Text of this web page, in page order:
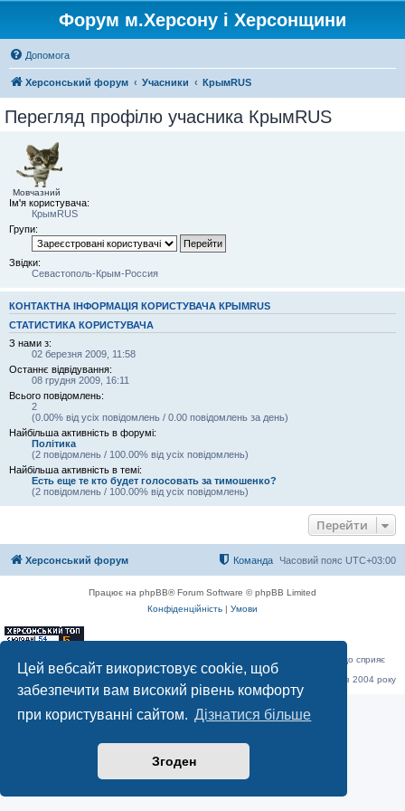
Цей вебсайт використовує cookie, щоб
забезпечити вам високий рівень комфорту
при користуванні сайтом. Дізнатися більше
Згоден
Форум м.Херсону і Херсонщини
Допомога
Херсонський форум Учасники КрымRUS
Перегляд профілю учасника КрымRUS
Мовчазний
Ім'я користувача:
КрымRUS
Групи:
Звідки:
Севастополь-Крым-Россия
КОНТАКТНА ІНФОРМАЦІЯ КОРИСТУВАЧА КРЫМRUS
СТАТИСТИКА КОРИСТУВАЧА
З нами з:
02 березня 2009, 11:58
Останнє відвідування:
08 грудня 2009, 16:11
Всього повідомлень:
2
(0.00% від усіх повідомлень / 0.00 повідомлень за день)
Найбільша активність в форумі:
Політика
(2 повідомлень / 100.00% від усіх повідомлень)
Найбільша активність в темі:
Есть еще те кто будет голосовать за тимошенко?
(2 повідомлень / 100.00% від усіх повідомлень)
Перейти
Херсонський форум Часовий пояс UTC+03:00
Команда
Працює на phpBB® Forum Software © phpBB Limited
Конфіденційність | Умови
«Херсонський форум» – приватний, незалежний інтерактивний веб-ресурс, що сприяє
комунікації через глобальну мережу Інтернет.
Відкривайте
та приєднуйтесь до дружньої спільноти, яка тут спілкується з 2004 року
до сьогодні. © Всі права захищені.